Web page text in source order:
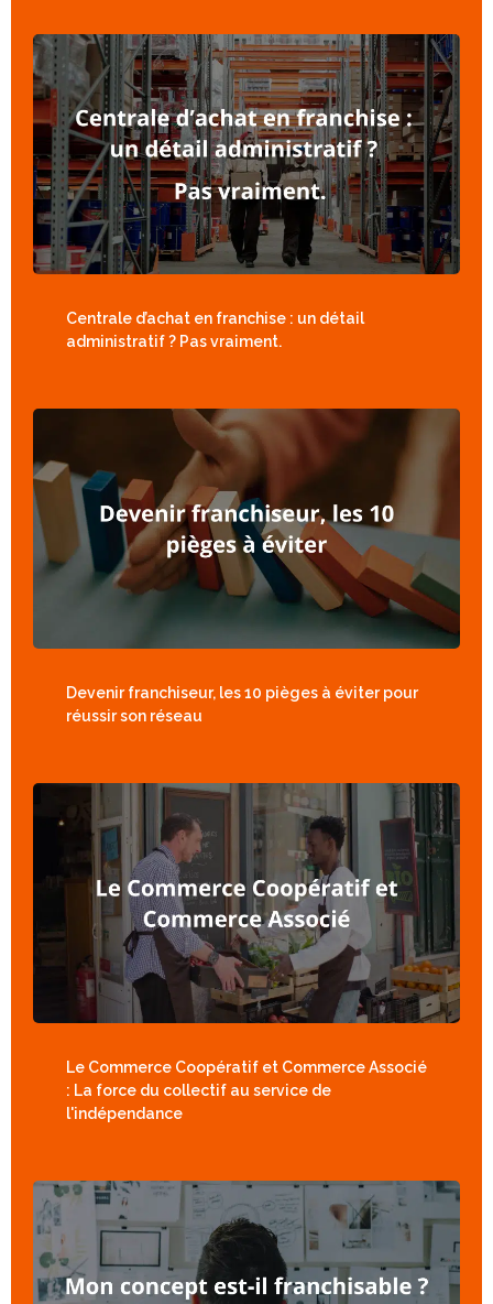
Centrale d’achat en franchise : un détail
administratif ? Pas vraiment.
Devenir franchiseur, les 10 pièges à éviter pour
réussir son réseau
Le Commerce Coopératif et Commerce Associé
: La force du collectif au service de
l'indépendance